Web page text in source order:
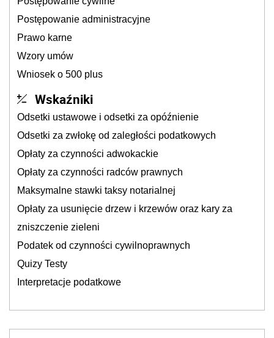
Postępowanie administracyjne
Prawo karne
Wzory umów
Wniosek o 500 plus
Wskaźniki
Odsetki ustawowe i odsetki za opóźnienie
Odsetki za zwłokę od zaległości podatkowych
Opłaty za czynności adwokackie
Opłaty za czynności radców prawnych
Maksymalne stawki taksy notarialnej
Opłaty za usunięcie drzew i krzewów oraz kary za
zniszczenie zieleni
Podatek od czynności cywilnoprawnych
Quizy Testy
Interpretacje podatkowe